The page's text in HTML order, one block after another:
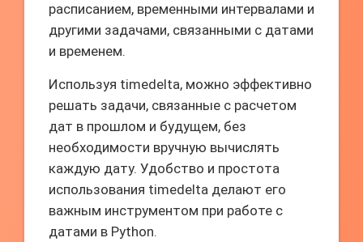
расписанием, временными интервалами и
другими задачами, связанными с датами
и временем.
Используя timedelta, можно эффективно
решать задачи, связанные с расчетом
дат в прошлом и будущем, без
необходимости вручную вычислять
каждую дату. Удобство и простота
использования timedelta делают его
важным инструментом при работе с
датами в Python.